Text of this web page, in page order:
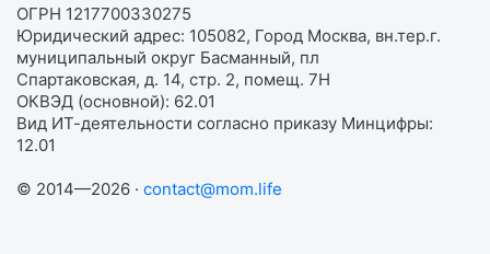
ОГРН 1217700330275
Юридический адрес: 105082, Город Москва, вн.тер.г.
муниципальный округ Басманный, пл
Спартаковская, д. 14, стр. 2, помещ. 7Н
ОКВЭД (основной): 62.01
Вид ИТ-деятельности согласно приказу Минцифры:
12.01
© 2014—2026 · contact@mom.life